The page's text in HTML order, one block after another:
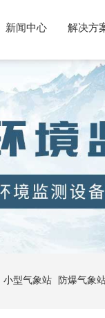
新闻中心 解决方
小型气象站 防爆气象